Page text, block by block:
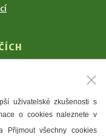
uživatelské zkušenosti s
o cookies naleznete v
Přijmout všechny cookies